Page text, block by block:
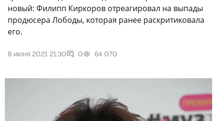
новый: Филипп Киркоров отреагировал на выпады
продюсера Лободы, которая ранее раскритиковала
его.
8 июня 2021 21:30 0 64 070